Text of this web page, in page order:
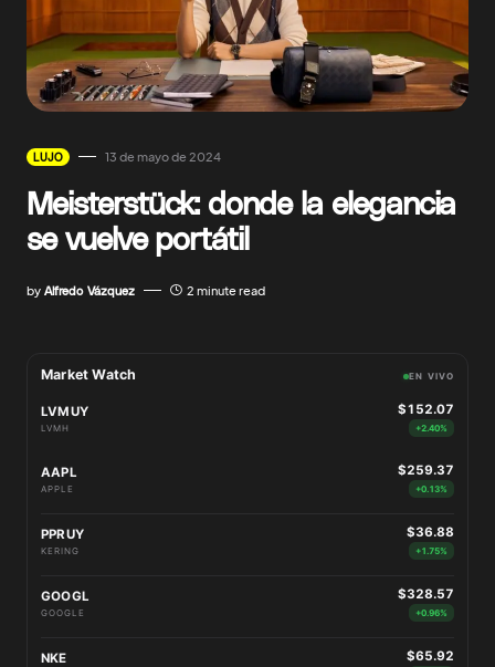
LUJO 13 de mayo de 2024
Meisterstück: donde la elegancia
se vuelve portátil
by Alfredo Vázquez 2 minute read
Market Watch EN VIVO
LVMUY
LVMH
$152.07
+2.40%
AAPL
APPLE
$259.37
+0.13%
PPRUY
KERING
$36.88
+1.75%
GOOGL
GOOGLE
$328.57
+0.96%
NKE $65.92